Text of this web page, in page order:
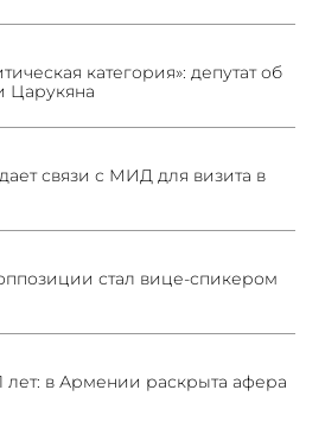
категория»: депутат об
Царукяна
связи с МИД для визита в
стал вице-спикером
лет: в Армении раскрыта афера